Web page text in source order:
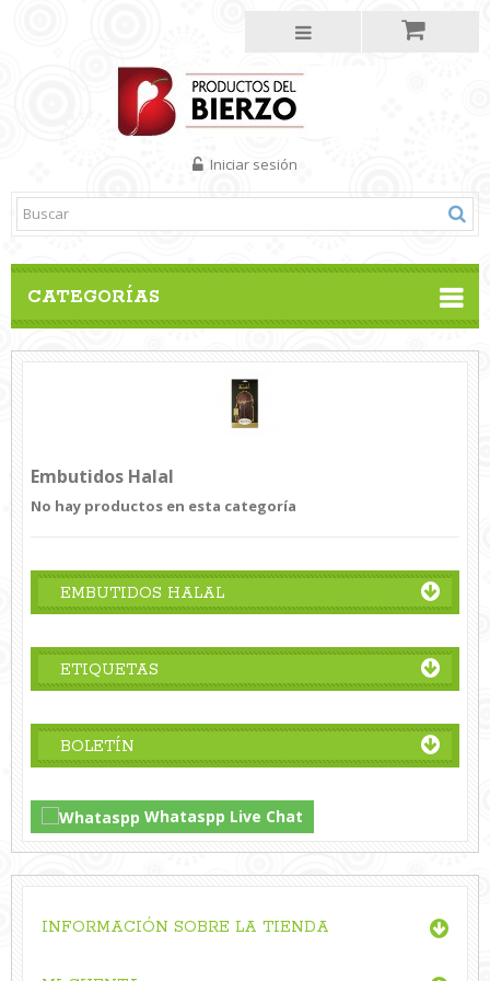
CATEGORÍAS
Iniciar sesión
Embutidos Halal
No hay productos en esta categoría
EMBUTIDOS HALAL
ETIQUETAS
BOLETÍN
Whataspp Live Chat
INFORMACIÓN SOBRE LA TIENDA